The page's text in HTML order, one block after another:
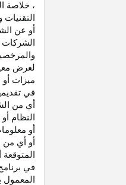
، خلاصة
أو عن
لغرض
ميزات
في
أي من
النظام
أو
أو أي
المتوقعة
في
المعمول